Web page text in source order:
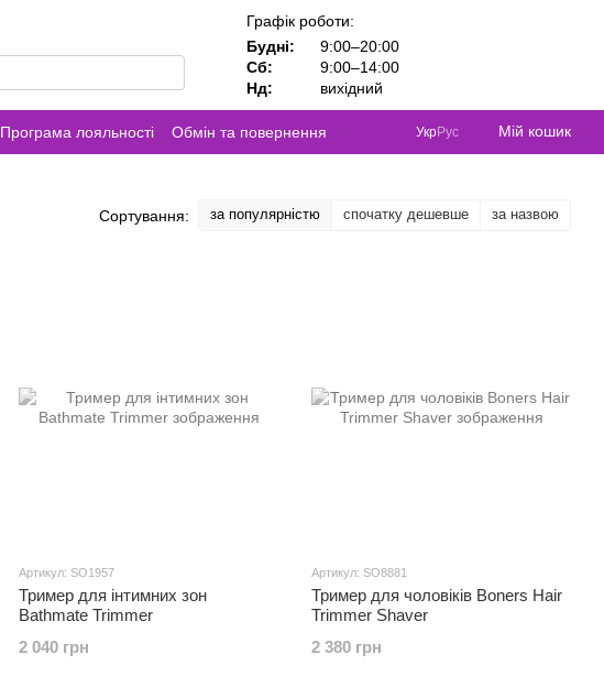
Графік роботи:
Будні:
9:00–20:00
Сб:
9:00–14:00
Нд:
вихідний
Програма лояльності
Обмін та повернення
УкрРус Мій кошик
Сортування: за популярністю спочатку дешевше за назвою
Артикул: SO1957
Тример для інтимних зон
Bathmate Trimmer
2 040 грн
Артикул: SO8881
Тример для чоловіків Boners Hair
Trimmer Shaver
2 380 грн